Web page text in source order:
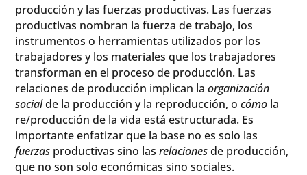
producción y las fuerzas productivas. Las fuerzas
productivas nombran la fuerza de trabajo, los
instrumentos o herramientas utilizados por los
trabajadores y los materiales que los trabajadores
transforman en el proceso de producción. Las
relaciones de producción implican laorganización
socialde la producción y la reproducción, ocómo la
re/producción de la vida está estructurada. Es
importante enfatizar que la base no es solo las
fuerzas productivas sino lasrelacionesde producción,
que no son solo económicas sino sociales.